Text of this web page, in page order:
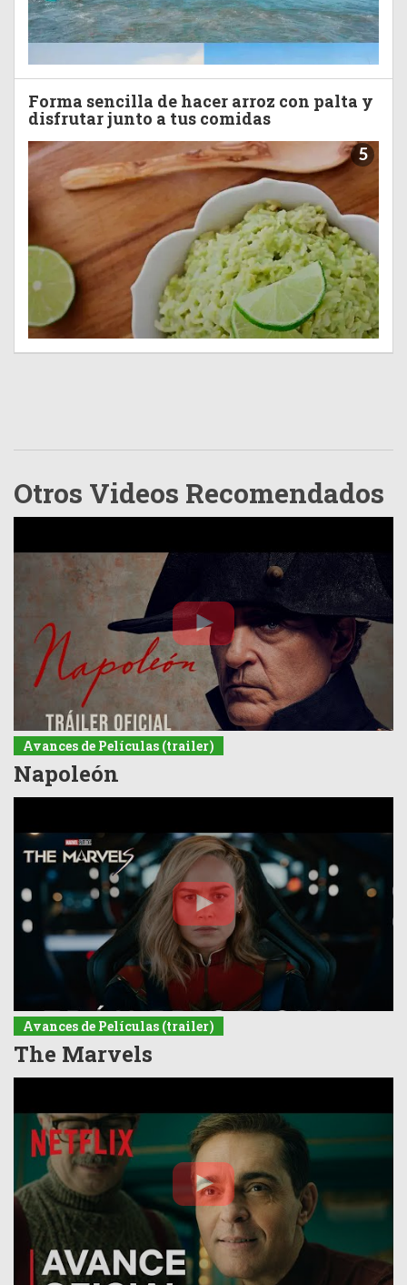
Forma sencilla de hacer arroz con palta y
disfrutar junto a tus comidas
5
Otros Videos Recomendados
Avances de Películas (trailer)
Napoleón
Avances de Películas (trailer)
The Marvels